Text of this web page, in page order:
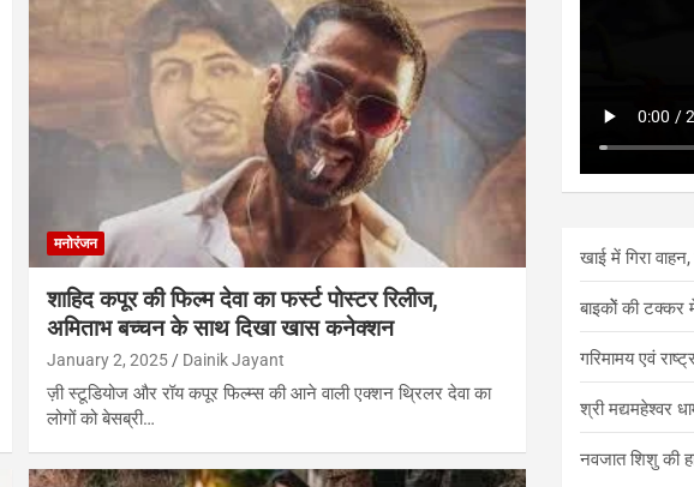
मनोरंजन
शाहिद कपूर की फिल्म देवा का फर्स्ट पोस्टर रिलीज,
अमिताभ बच्चन के साथ दिखा खास कनेक्शन
January 2, 2025 Dainik Jayant
ज़ी स्टूडियोज और रॉय कपूर फिल्म्स की आने वाली एक्शन थ्रिलर देवा का
लोगों को बेसब्री…
खाई में गिरा
बाइकोें की टक्कर
गरिमामय एवं
श्री मद्यमहेश्वर
नवजात शिशु की